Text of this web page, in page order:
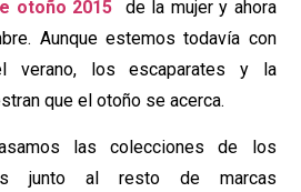
otoño 2015
de la mujer y ahora
Aunque estemos todavía con
verano, los escaparates y la
que el otoño se acerca.
las colecciones de los
junto al resto de marcas